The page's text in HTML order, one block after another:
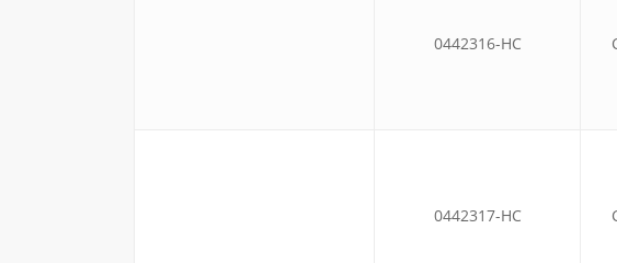
0442316-HC
0442317-HC